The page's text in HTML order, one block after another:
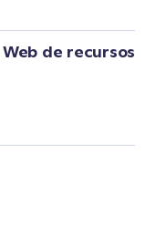
de recursos